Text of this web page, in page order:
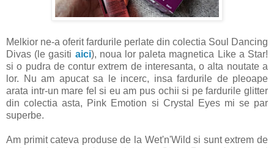
Melkior ne-a oferit fardurile perlate din colectia Soul Dancing
Divas (le gasiti aici), noua lor paleta magnetica Like a Star!
si o pudra de contur extrem de interesanta, o alta noutate a
lor. Nu am apucat sa le incerc, insa fardurile de pleoape
arata intr-un mare fel si eu am pus ochii si pe fardurile glitter
din colectia asta, Pink Emotion si Crystal Eyes mi se par
superbe.
Am primit cateva produse de la Wet'n'Wild si sunt extrem de